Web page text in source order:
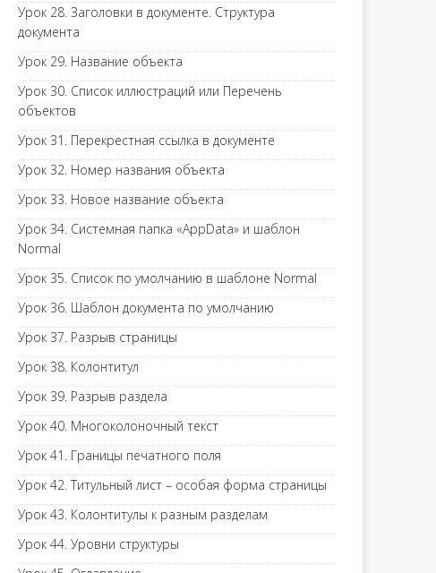
Урок 28. Заголовки в документе. Структура
документа
Урок 29. Название объекта
Урок 30. Список иллюстраций или Перечень
объектов
Урок 31. Перекрестная ссылка в документе
Урок 32. Номер названия объекта
Урок 33. Новое название объекта
Урок 34. Системная папка «AppData» и шаблон
Normal
Урок 35. Список по умолчанию в шаблоне Normal
Урок 36. Шаблон документа по умолчанию
Урок 37. Разрыв страницы
Урок 38. Колонтитул
Урок 39. Разрыв раздела
Урок 40. Многоколоночный текст
Урок 41. Границы печатного поля
Урок 42. Титульный лист – особая форма страницы
Урок 43. Колонтитулы к разным разделам
Урок 44. Уровни структуры